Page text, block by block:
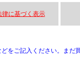
律に基づく表示
をご記入ください。まだ